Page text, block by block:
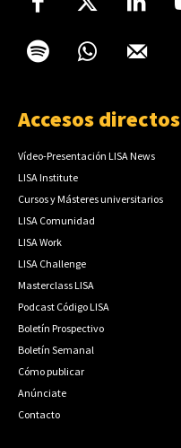
Accesos directos
Vídeo-Presentación LISA News
LISA Institute
Cursos y Másteres universitarios
LISA Comunidad
LISA Work
LISA Challenge
Masterclass LISA
Podcast Código LISA
Boletín Prospectivo
Boletín Semanal
Cómo publicar
Anúnciate
Contacto